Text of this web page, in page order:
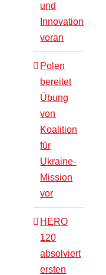
und
Innovation
voran
Polen
bereitet
Übung
von
Koalition
für
Ukraine-
Mission
vor
HERO
120
absolviert
ersten